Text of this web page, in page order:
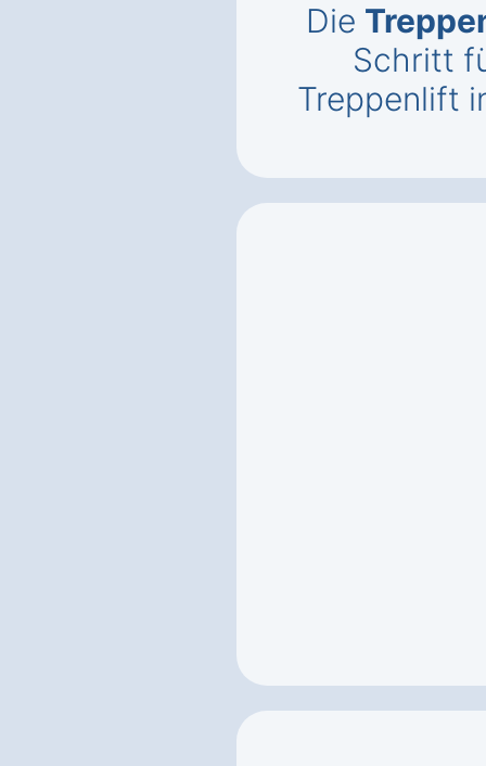
Die
Schritt
Treppenlift